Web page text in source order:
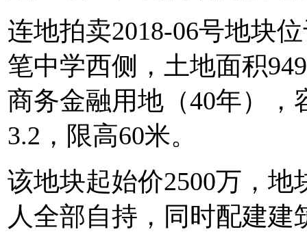
连地拍卖2018-06号地块
笔中学西侧，土地面积
商务金融用地（40年），
3.2，限高60米。
该地块起始价2500万，
人全部自持，同时配建建